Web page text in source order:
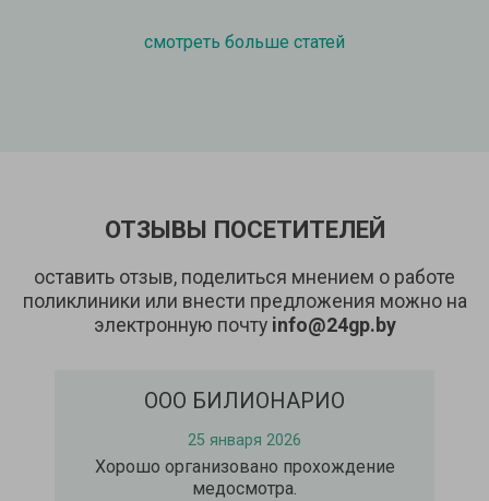
смотреть больше статей
ОТЗЫВЫ ПОСЕТИТЕЛЕЙ
оставить отзыв, поделиться мнением о работе
поликлиники или внести предложения можно на
электронную почту info@24gp.by
ООО БИЛИОНАРИО
25 января 2026
организовано прохождение
медосмотра.
Записался